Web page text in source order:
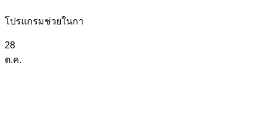
โปรแกรมช่วยในกา
28
ต.ค.